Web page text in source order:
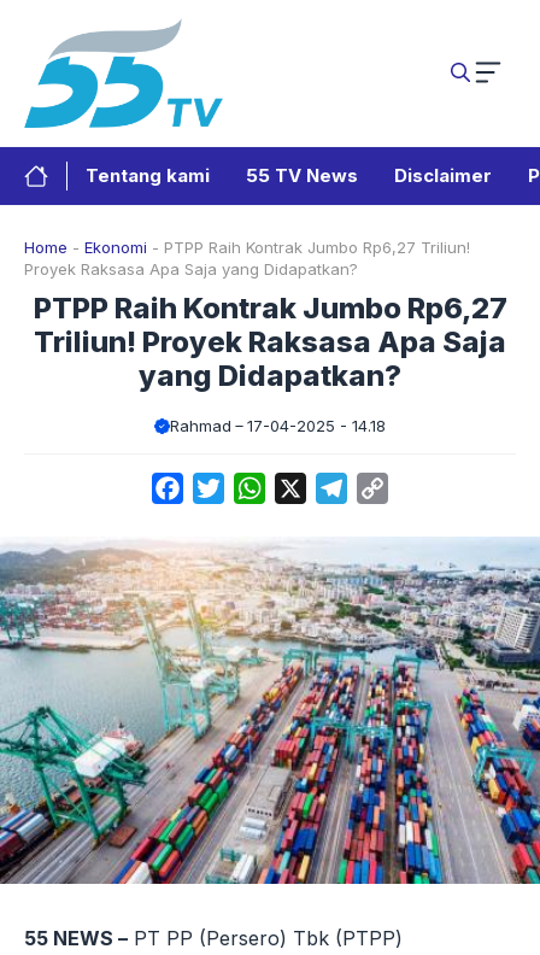
Tentang kami 55 TV News Disclaimer
Home - Ekonomi - PTPP Raih Kontrak Jumbo Rp6,27 Triliun!
Proyek Raksasa Apa Saja yang Didapatkan?
PTPP Raih Kontrak Jumbo Rp6,27
Triliun! Proyek Raksasa Apa Saja
yang Didapatkan?
Rahmad 17-04-2025 - 14.18
FacebookTwitterWhatsApp Telegram
55 NEWS – PT PP (Persero) Tbk (PTPP)